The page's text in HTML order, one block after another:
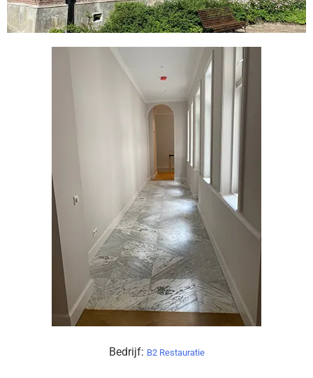
Bedrijf: B2 Restauratie